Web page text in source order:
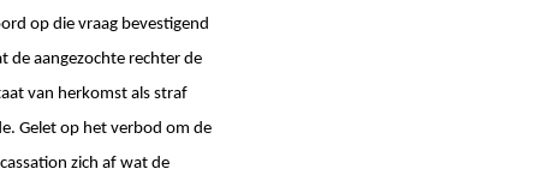
op die vraag bevestigend
de aangezochte rechter de
van herkomst als straf
Gelet op het verbod om de
zich af wat de